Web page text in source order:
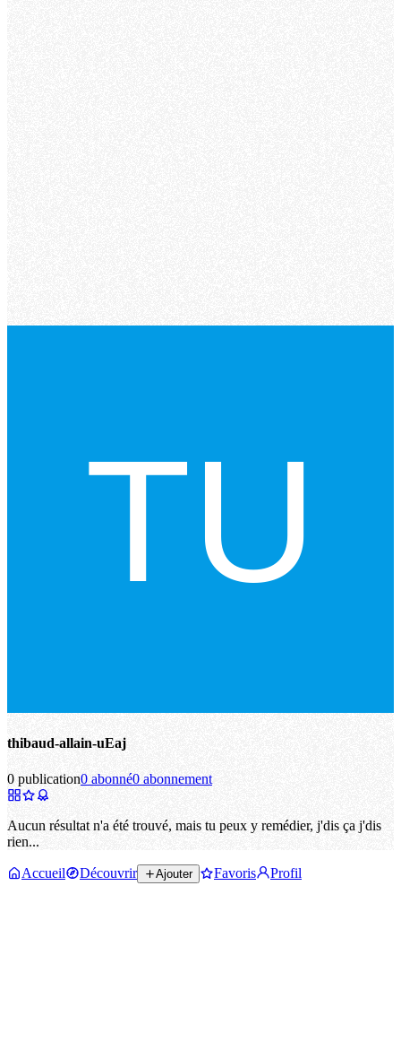
thibaud-allain-uEaj
0 publication0 abonné0 abonnement
Aucun résultat n'a été trouvé, mais tu peux y remédier, j'dis ça j'dis
rien...
Accueil Découvrir Ajouter Favoris Profil